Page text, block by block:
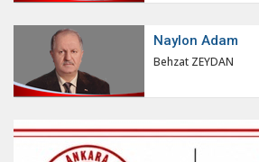
Naylon Adam
Behzat ZEYDAN